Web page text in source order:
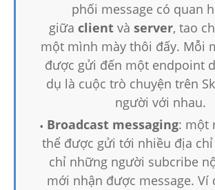
phối message có quan
giữa client và server, tao
một mình mày thôi đấy. Mỗi
được gửi đến một endpoint
dụ là cuộc trò chuyện trên
người với nhau.
Broadcast messaging: một
thể được gửi tới nhiều địa chỉ
chỉ những người subcribe
mới nhận được message. Ví